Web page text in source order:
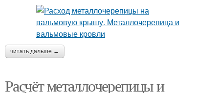
читать дальше →
Расчёт металлочерепицы и